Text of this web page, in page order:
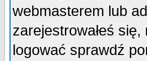
webmasterem lub
zarejestrowałeś
logować sprawdź